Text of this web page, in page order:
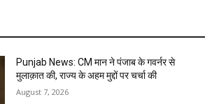
Punjab News: CM मान ने पंजाब के गवर्नर से
मुलाक़ात की, राज्य के अहम मुद्दों पर चर्चा की
August 7, 2026